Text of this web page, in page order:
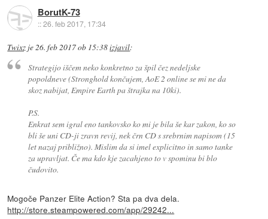
BorutK-73
::26. feb 2017, 17:34
Twixz je26. feb 2017 ob 15:38izjavil:
Strategijo iščem neko konkretno za špil čez nedeljske
popoldneve (Stronghold končujem, AoE 2 online se mi ne da
skoz nabijat, Empire Earth pa štrajka na 10ki).
P.S.
Enkrat sem igral eno tankovsko ko mi je bila še kar zakon, ko so
bli še uni CD-ji zravn revij, nek črn CD s srebrnim napisom (15
let nazaj približno). Mislim da si imel explicitno in samo tanke
za upravljat. Če ma kdo kje zacahjeno to v spominu bi blo
čudovito.
Mogoče Panzer Elite Action? Sta pa dva dela.
http://store.steampowered.com/app/29242...